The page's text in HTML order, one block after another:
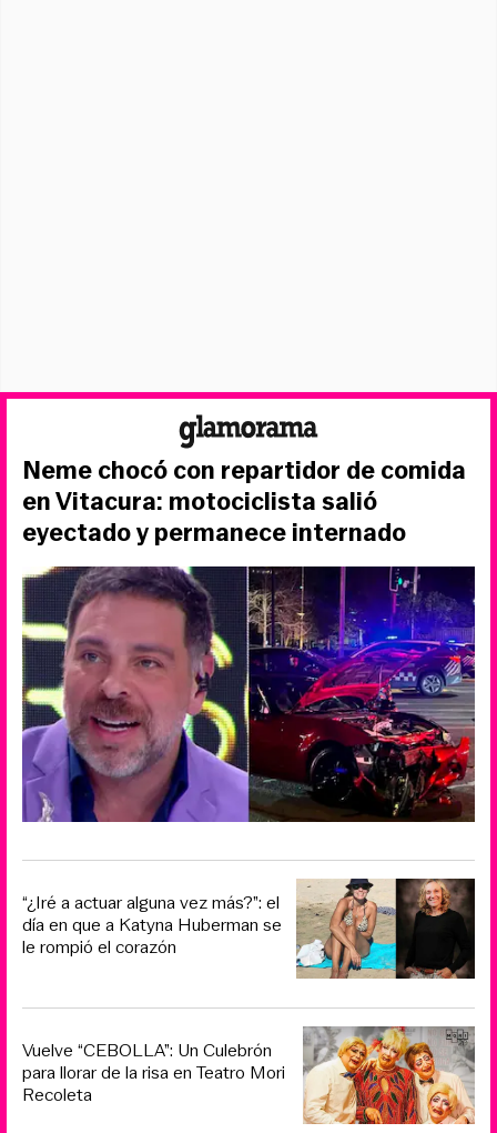
Neme chocó con repartidor de comida
en Vitacura: motociclista salió
eyectado y permanece internado
“¿Iré a actuar alguna vez más?”: el
día en que a Katyna Huberman se
le rompió el corazón
Vuelve “CEBOLLA”: Un Culebrón
para llorar de la risa en Teatro Mori
Recoleta